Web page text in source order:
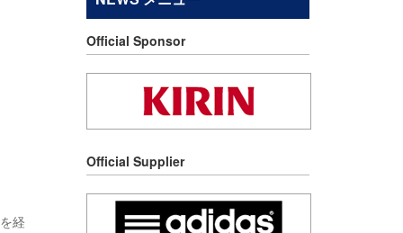
経
Official Sponsor
Official Supplier